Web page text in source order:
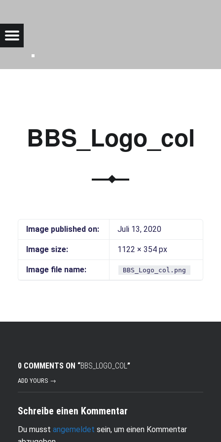
Menu
BBS_Logo_col
Image published on: Juli 13, 2020
Image size: 1122 × 354 px
Image file name: BBS_Logo_col.png
0 COMMENTS ON “BBS_LOGO_COL”
ADD YOURS →
Schreibe einen Kommentar
Du musst angemeldet sein, um einen Kommentar